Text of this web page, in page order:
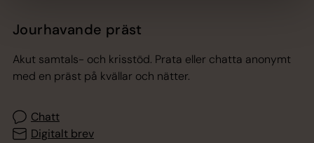
Jourhavande präst
Akut samtals- och krisstöd. Prata eller chatta anonymt
med en präst på kvällar och nätter.
Chatt
Digitalt brev